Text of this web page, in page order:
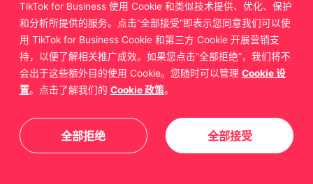
获取更多来自
TikTok for Business 的支持
联系我们
TikTok for Business 使用 Cookie 和类似技术提供、优化、保护
和分析所提供的服务。点击“全部接受”即表示您同意我们可以使
用 TikTok for Business Cookie 和第三方 Cookie 开展营销支
持，以便了解相关推广成效。如果您点击“全部拒绝”，我们将不
会出于这些额外目的使用 Cookie。您随时可以管理 Cookie 设
置。点击了解我们的 Cookie 政策。
全部拒绝 全部接受